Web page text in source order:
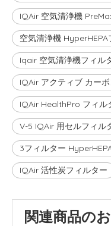
IQAir 空気清浄機
空気清浄機 HyperHEPA
Iqair 空気清浄機フィル
IQAir アクティブ カー
IQAir HealthPro フィル
V-5 IQAir 用セルフィル
3フィルター
IQAir 活性炭フィルター
関連商品の